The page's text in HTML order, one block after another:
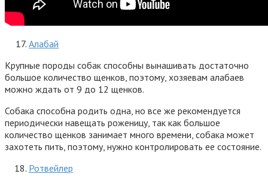
Алабай
Крупные породы собак способны вынашивать достаточно
большое количество щенков, поэтому, хозяевам алабаев
можно ждать от 9 до 12 щенков.
Собака способна родить одна, но все же рекомендуется
периодически навещать роженицу, так как большое
количество щенков занимает много времени, собака может
захотеть пить, поэтому, нужно контролировать ее состояние.
Ротвейлер